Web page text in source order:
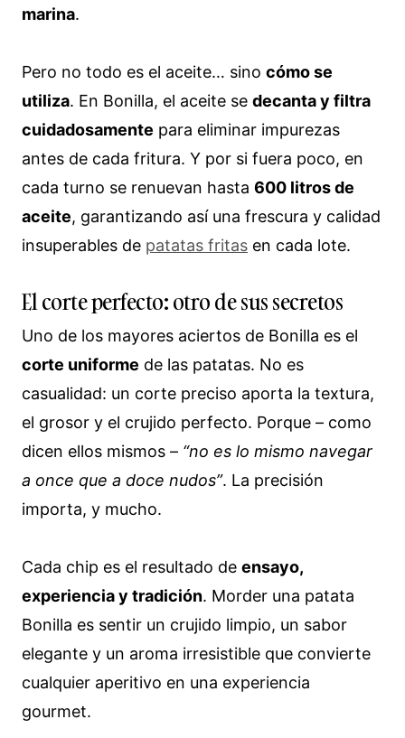
marina.
Pero no todo es el aceite… sino cómo se
utiliza. En Bonilla, el aceite se decanta y filtra
cuidadosamente para eliminar impurezas
antes de cada fritura. Y por si fuera poco, en
cada turno se renuevan hasta 600 litros de
aceite, garantizando así una frescura y calidad
insuperables de patatas fritas en cada lote.
El corte perfecto: otro de sus secretos
Uno de los mayores aciertos de Bonilla es el
corte uniforme de las patatas. No es
casualidad: un corte preciso aporta la textura,
el grosor y el crujido perfecto. Porque – como
dicen ellos mismos – “no es lo mismo navegar
a once que a doce nudos”. La precisión
importa, y mucho.
Cada chip es el resultado de ensayo,
experiencia y tradición. Morder una patata
Bonilla es sentir un crujido limpio, un sabor
elegante y un aroma irresistible que convierte
cualquier aperitivo en una experiencia
gourmet.